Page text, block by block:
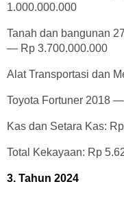
1.000.000.000
Tanah dan bangunan
— Rp 3.700.000.000
Alat Transportasi dan
Toyota Fortuner 2018
Kas dan Setara Kas:
Total Kekayaan: Rp
3. Tahun 2024